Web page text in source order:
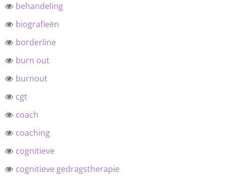
behandeling
biografieën
borderline
burn out
burnout
cgt
coach
coaching
cognitieve
cognitieve gedragstherapie